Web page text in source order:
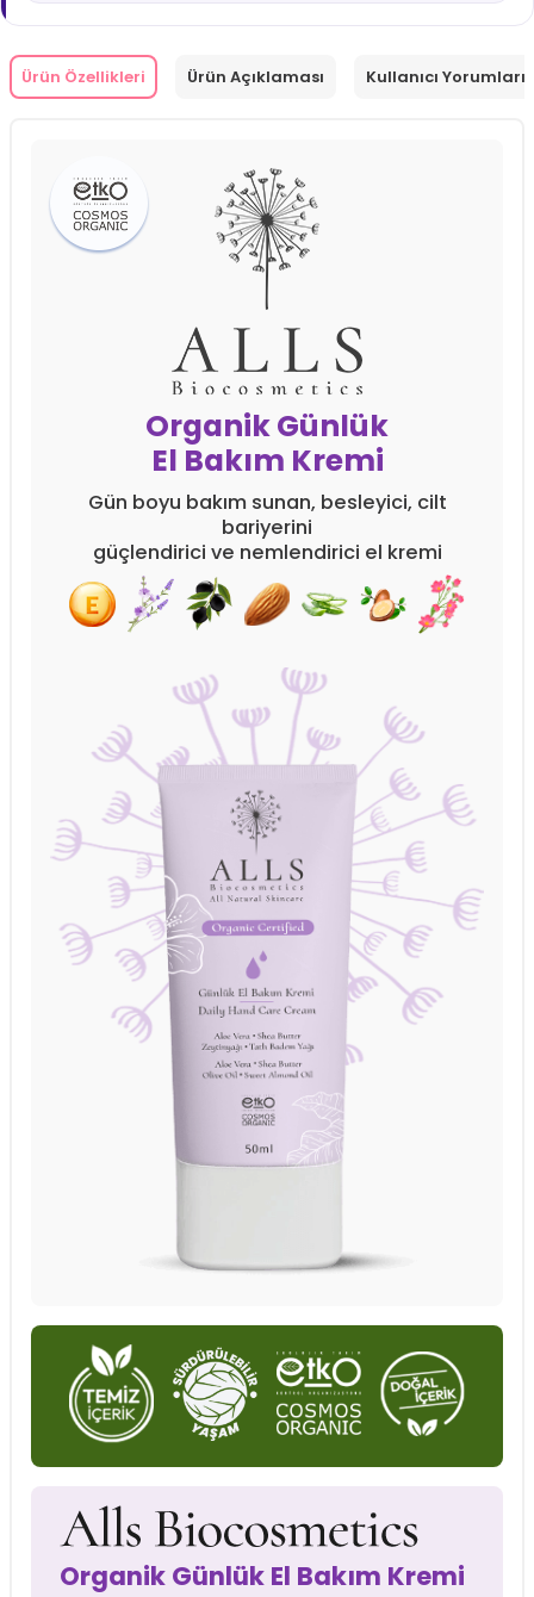
Ürün Özellikleri Ürün Açıklaması Kullanıcı Yorumları
Organik Günlük
El Bakım Kremi
Gün boyu bakım sunan, besleyici, cilt
bariyerini
güçlendirici ve nemlendirici el kremi
Organik Günlük El Bakım Kremi